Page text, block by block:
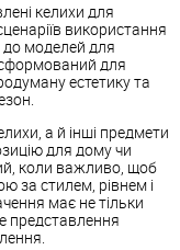
келихи для
використання
до моделей для
сформований для
естетику та
а й інші предмети
для дому чи
коли важливо, щоб
за стилем, рівнем і
має не тільки
представлення